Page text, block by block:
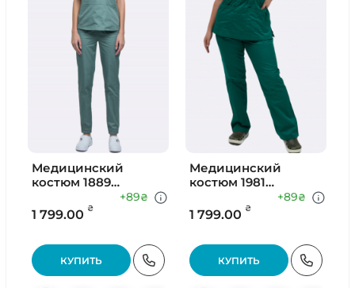
Медицинский
костюм 1889
1 799.00 ₴
+89₴
КУПИТЬ
Медицинский
костюм 1981
1 799.00 ₴
+89₴
КУПИТЬ